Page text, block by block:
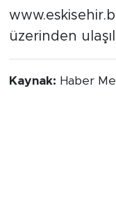
üzerinden
Kaynak: Haber